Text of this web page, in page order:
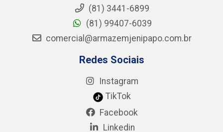
(81) 3441-6899
(81) 99407-6039
comercial@armazemjenipapo.com.br
Redes Sociais
Instagram
TikTok
Facebook
Linkedin